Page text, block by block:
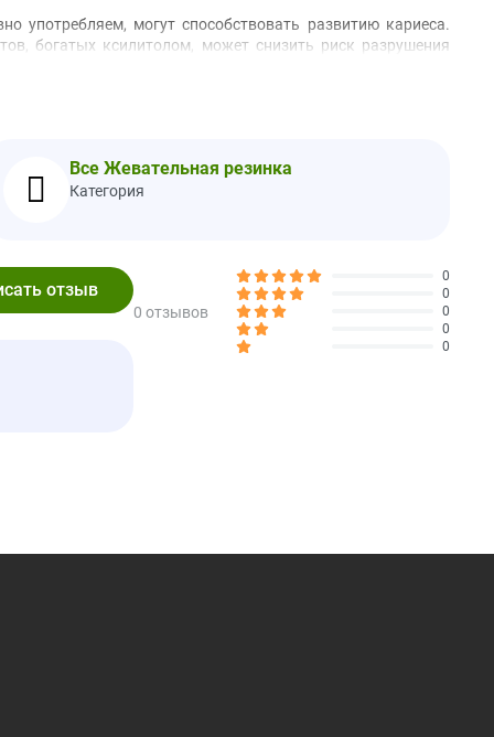
употребляем, могут способствовать развитию кариеса.
богатых ксилитолом, может снизить риск разрушения
% ОТ СУТОЧНОЙ НОРМЫ*
Все Жевательная резинка
Категория
0 отзывов
0
0
0
0
0